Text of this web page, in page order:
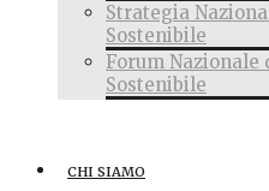
Strategia
Sostenibile
Forum Nazionale
Sostenibile
CHI SIAMO